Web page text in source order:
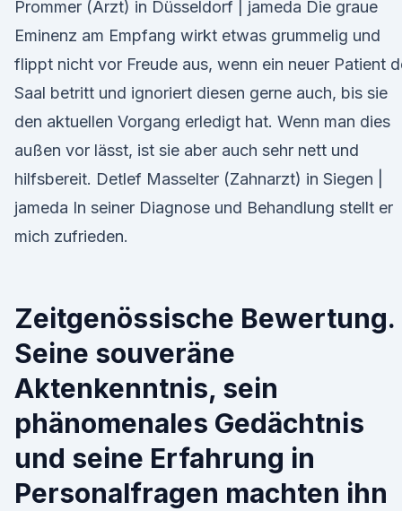
Prommer (Arzt) in Düsseldorf | jameda Die graue
Eminenz am Empfang wirkt etwas grummelig und
flippt nicht vor Freude aus, wenn ein neuer Patient
Saal betritt und ignoriert diesen gerne auch, bis sie
den aktuellen Vorgang erledigt hat. Wenn man dies
außen vor lässt, ist sie aber auch sehr nett und
hilfsbereit. Detlef Masselter (Zahnarzt) in Siegen |
jameda In seiner Diagnose und Behandlung stellt er
mich zufrieden.
Zeitgenössische Bewertung.
Seine souveräne
Aktenkenntnis, sein
phänomenales Gedächtnis
und seine Erfahrung in
Personalfragen machten ihn